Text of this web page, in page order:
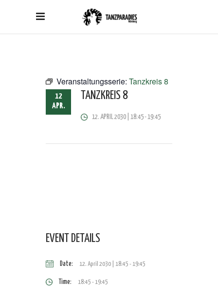
Veranstaltungsserie: Tanzkreis 8
12
APR.
TANZKREIS 8
12. APRIL 2030 | 18:45-19:45
EVENT DETAILS
Date: 12. April 2030 | 18:45 -19:45
Time: 18:45 - 19:45